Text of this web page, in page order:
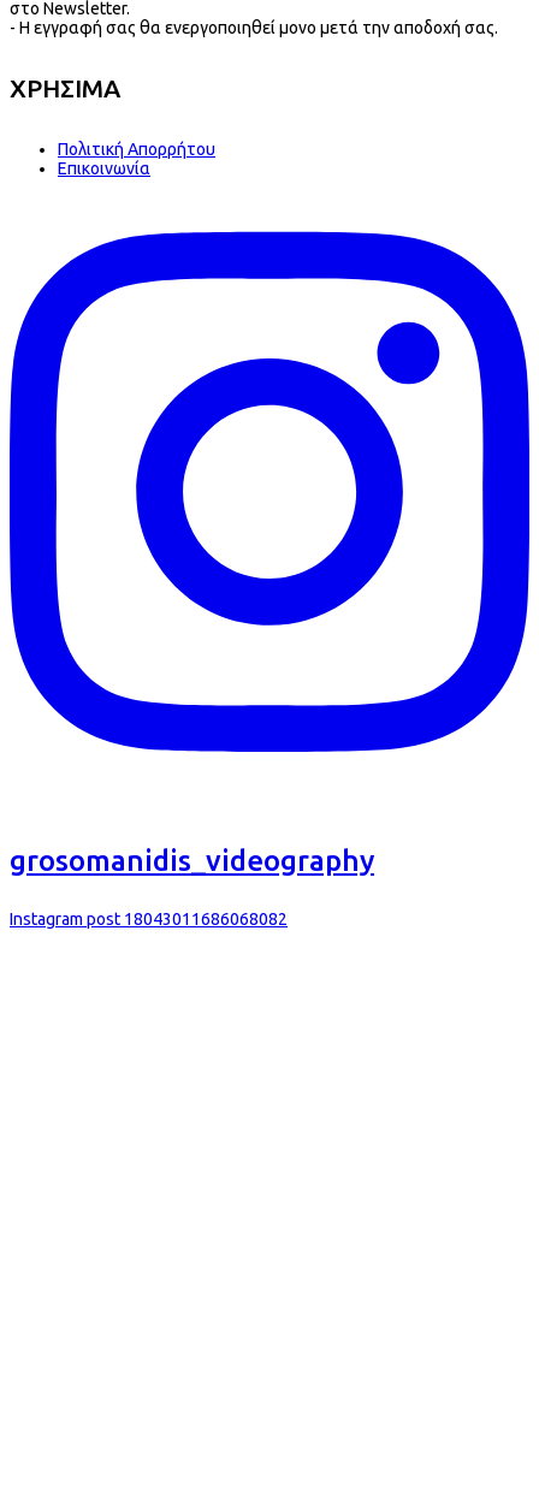
στο Newsletter.
- Η εγγραφή σας θα ενεργοποιηθεί μονο μετά την αποδοχή σας.
ΧΡΗΣΙΜΑ
Πολιτική Απορρήτου
Επικοινωνία
grosomanidis_videography
Instagram post 18043011686068082